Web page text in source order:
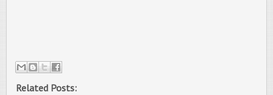
Related Posts: